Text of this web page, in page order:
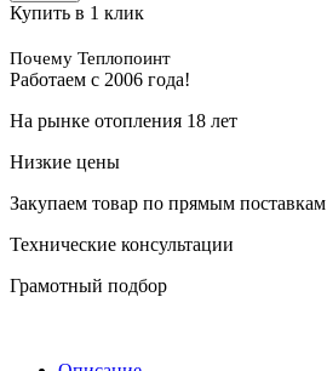
Купить в 1 клик
Почему Теплопоинт
Работаем с 2006 года!
На рынке отопления 18 лет
Низкие цены
Закупаем товар по прямым поставкам
Технические консультации
Грамотный подбор